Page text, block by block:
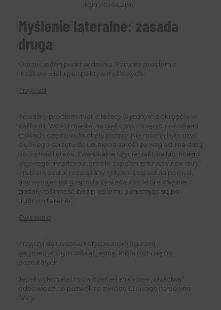
Koniec reklamy.
Myślenie lateralne: zasada
druga
Odrzuć jeden punkt widzenia. Patrz na problem z
możliwie wielu perspektyw myślowych.
Przykład
Poważny problem mieli strażacy w jednym z okręgów w
Kalifornii. Wokół miasta, na gęsto porośniętych zaroślami
stokach, często wybuchały pożary. Nie można było użyć
ciężkiego sprzętu do usunięcia zarośli ze względu na dużą
pochyłość terenu. Ewentualne użycie traktora lub innego
ciężkiego urządzenia groziło zapaleniem na skutek iskry.
Problem został rozwiązany, gdy ktoś wpadł na pomysł,
aby wynająć od gospodarzy stada kóz, które chętnie
zjadały roślinność, bez problemu poruszając się po
trudnym terenie.
Ćwiczenie
Przyjrzyj się uważnie narysowanym figurom
geometrycznym. Wskaż jedną, która różni się od
pozostałych.
Jeżeli wykonałeś to ćwiczenie i znalazłeś „właściwą”
odpowiedź, to pozwól, że zwrócę Ci uwagę na pewne
fakty.